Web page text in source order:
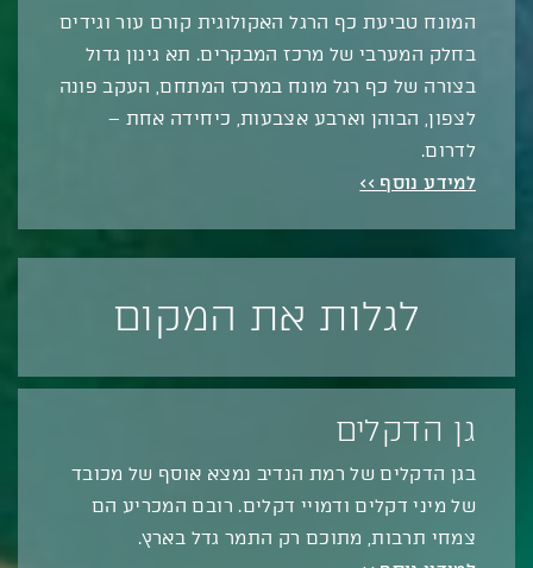
המונח טביעת כף הרגל האקולוגית קורם עור וגידים
בחלק המערבי של מרכז המבקרים. תא גינון גדול
בצורה של כף רגל מונח במרכז המתחם, העקב פונה
לצפון, הבוהן וארבע אצבעות, כיחידה אחת –
לדרום.
למידע נוסף >>
לגלות את המקום
גן הדקלים
בגן הדקלים של רמת הנדיב נמצא אוסף של מכובד
של מיני דקלים ודמויי דקלים. רובם המכריע הם
צמחי תרבות, מתוכם רק התמר גדל בארץ.